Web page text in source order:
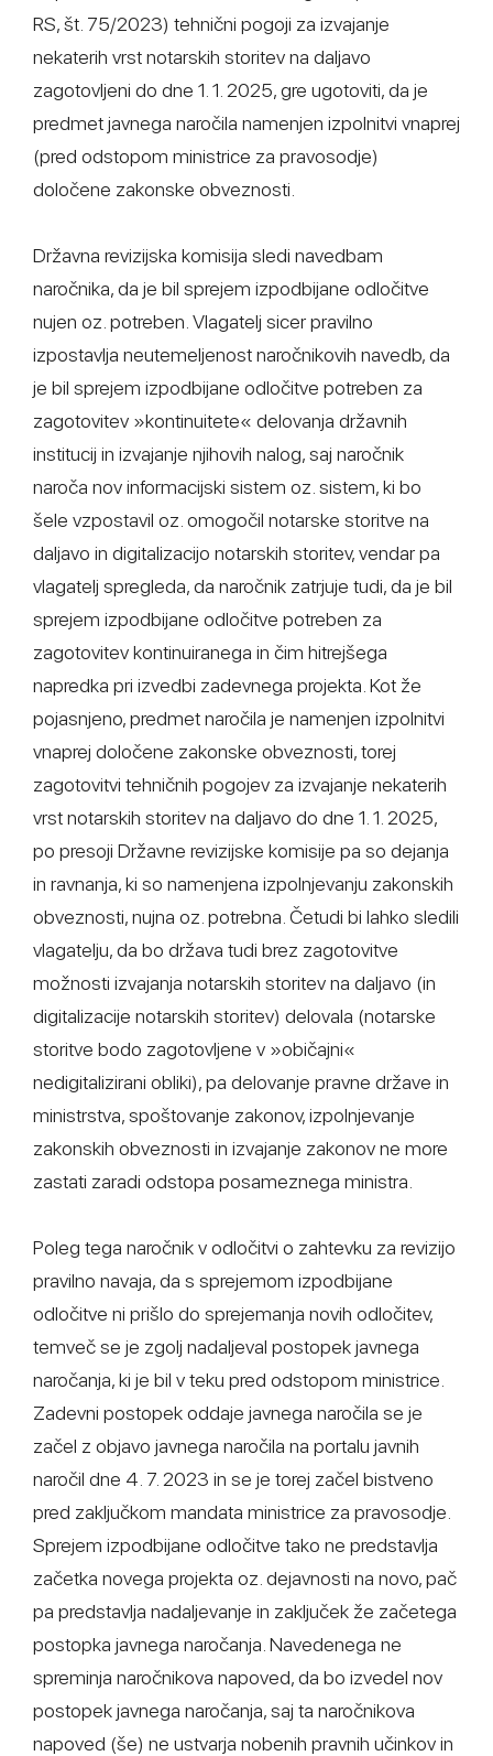
RS, št. 75/2023) tehnični pogoji za izvajanje
nekaterih vrst notarskih storitev na daljavo
zagotovljeni do dne 1. 1. 2025, gre ugotoviti, da je
predmet javnega naročila namenjen izpolnitvi vnaprej
(pred odstopom ministrice za pravosodje)
določene zakonske obveznosti.
Državna revizijska komisija sledi navedbam
naročnika, da je bil sprejem izpodbijane odločitve
nujen oz. potreben. Vlagatelj sicer pravilno
izpostavlja neutemeljenost naročnikovih navedb, da
je bil sprejem izpodbijane odločitve potreben za
zagotovitev »kontinuitete« delovanja državnih
institucij in izvajanje njihovih nalog, saj naročnik
naroča nov informacijski sistem oz. sistem, ki bo
šele vzpostavil oz. omogočil notarske storitve na
daljavo in digitalizacijo notarskih storitev, vendar pa
vlagatelj spregleda, da naročnik zatrjuje tudi, da je bil
sprejem izpodbijane odločitve potreben za
zagotovitev kontinuiranega in čim hitrejšega
napredka pri izvedbi zadevnega projekta. Kot že
pojasnjeno, predmet naročila je namenjen izpolnitvi
vnaprej določene zakonske obveznosti, torej
zagotovitvi tehničnih pogojev za izvajanje nekaterih
vrst notarskih storitev na daljavo do dne 1. 1. 2025,
po presoji Državne revizijske komisije pa so dejanja
in ravnanja, ki so namenjena izpolnjevanju zakonskih
obveznosti, nujna oz. potrebna. Četudi bi lahko sledili
vlagatelju, da bo država tudi brez zagotovitve
možnosti izvajanja notarskih storitev na daljavo (in
digitalizacije notarskih storitev) delovala (notarske
storitve bodo zagotovljene v »običajni«
nedigitalizirani obliki), pa delovanje pravne države in
ministrstva, spoštovanje zakonov, izpolnjevanje
zakonskih obveznosti in izvajanje zakonov ne more
zastati zaradi odstopa posameznega ministra.
Poleg tega naročnik v odločitvi o zahtevku za revizijo
pravilno navaja, da s sprejemom izpodbijane
odločitve ni prišlo do sprejemanja novih odločitev,
temveč se je zgolj nadaljeval postopek javnega
naročanja, ki je bil v teku pred odstopom ministrice.
Zadevni postopek oddaje javnega naročila se je
začel z objavo javnega naročila na portalu javnih
naročil dne 4. 7. 2023 in se je torej začel bistveno
pred zaključkom mandata ministrice za pravosodje.
Sprejem izpodbijane odločitve tako ne predstavlja
začetka novega projekta oz. dejavnosti na novo, pač
pa predstavlja nadaljevanje in zaključek že začetega
postopka javnega naročanja. Navedenega ne
spreminja naročnikova napoved, da bo izvedel nov
postopek javnega naročanja, saj ta naročnikova
napoved (še) ne ustvarja nobenih pravnih učinkov in